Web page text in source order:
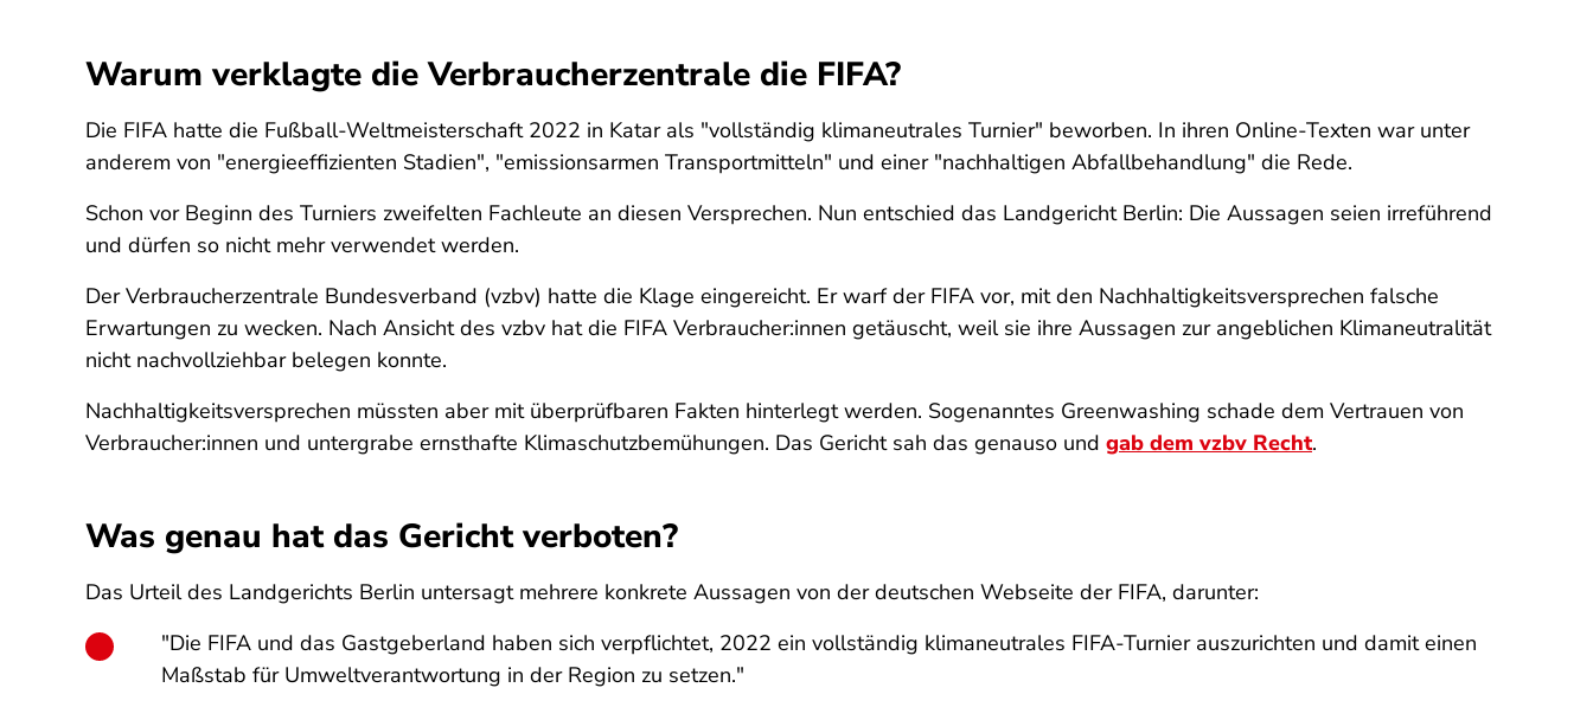
Warum verklagte die Verbraucherzentrale die FIFA?
Die FIFA hatte die Fußball-Weltmeisterschaft 2022 in Katar als "vollständig klimaneutrales Turnier" beworben. In ihren Online-Texten war unter
anderem von "energieeffizienten Stadien", "emissionsarmen Transportmitteln" und einer "nachhaltigen Abfallbehandlung" die Rede.
Schon vor Beginn des Turniers zweifelten Fachleute an diesen Versprechen. Nun entschied das Landgericht Berlin: Die Aussagen seien irreführend
und dürfen so nicht mehr verwendet werden.
Der Verbraucherzentrale Bundesverband (vzbv) hatte die Klage eingereicht. Er warf der FIFA vor, mit den Nachhaltigkeitsversprechen falsche
Erwartungen zu wecken. Nach Ansicht des vzbv hat die FIFA Verbraucher:innen getäuscht, weil sie ihre Aussagen zur angeblichen Klimaneutralität
nicht nachvollziehbar belegen konnte.
Nachhaltigkeitsversprechen müssten aber mit überprüfbaren Fakten hinterlegt werden. Sogenanntes Greenwashing schade dem Vertrauen von
Verbraucher:innen und untergrabe ernsthafte Klimaschutzbemühungen. Das Gericht sah das genauso und gab dem vzbv Recht.
Was genau hat das Gericht verboten?
Das Urteil des Landgerichts Berlin untersagt mehrere konkrete Aussagen von der deutschen Webseite der FIFA, darunter:
"Die FIFA und das Gastgeberland haben sich verpflichtet, 2022 ein vollständig klimaneutrales FIFA-Turnier auszurichten und damit einen
Maßstab für Umweltverantwortung in der Region zu setzen."